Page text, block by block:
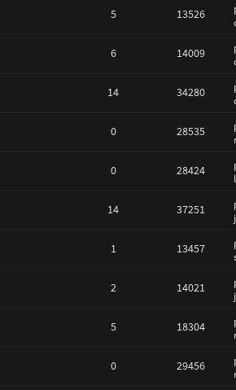
5 13526
6 14009
14 34280
0 28535
0 28424
14 37251
1 13457
2 14021
5 18304
0 29456